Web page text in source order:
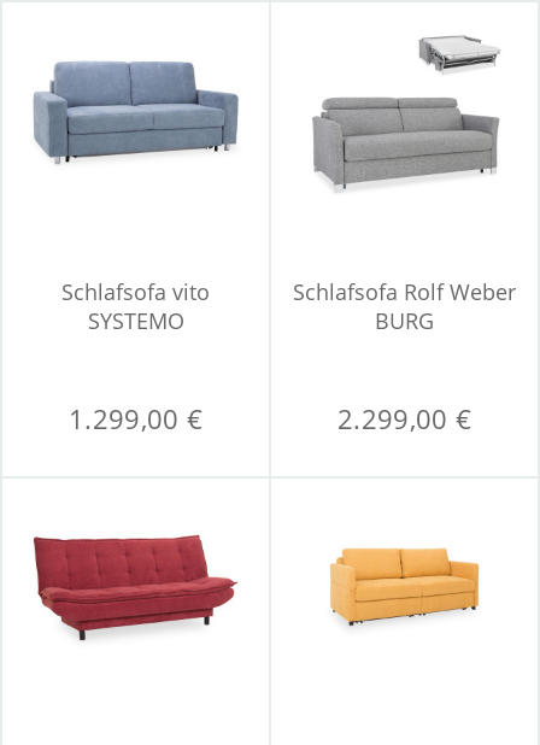
Schlafsofa vito
SYSTEMO
1.299,00 €
Schlafsofa Rolf Weber
BURG
2.299,00 €